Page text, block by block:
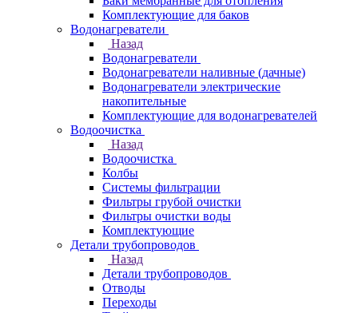
Комплектующие для баков
Водонагреватели
Назад
Водонагреватели
Водонагреватели наливные (дачные)
Водонагреватели электрические
накопительные
Комплектующие для водонагревателей
Водоочистка
Назад
Водоочистка
Колбы
Системы фильтрации
Фильтры грубой очистки
Фильтры очистки воды
Комплектующие
Детали трубопроводов
Назад
Детали трубопроводов
Отводы
Переходы